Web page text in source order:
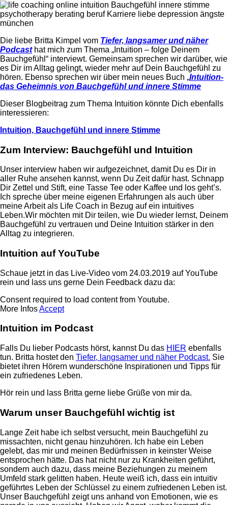
Die liebe Britta Kimpel vom Tiefer, langsamer und näher
Podcasthat mich zum Thema „Intuition – folge Deinem
Bauchgefühl“ interviewt. Gemeinsam sprechen wir darüber, wie
es Dir im Alltag gelingt, wieder mehr auf Dein Bauchgefühl zu
hören. Ebenso sprechen wir über mein neues Buch „Intuition-
das Geheimnis von Bauchgefühl und innere Stimme
Dieser Blogbeitrag zum Thema Intuition könnte Dich ebenfalls
interessieren:
Intuition, Bauchgefühl und innere Stimme
Zum Interview: Bauchgefühl und Intuition
Unser interview haben wir aufgezeichnet, damit Du es Dir in
aller Ruhe ansehen kannst, wenn Du Zeit dafür hast. Schnapp
Dir Zettel und Stift, eine Tasse Tee oder Kaffee und los geht’s.
Ich spreche über meine eigenen Erfahrungen als auch über
meine Arbeit als Life Coach in Bezug auf ein intuitives
Leben.Wir möchten mit Dir teilen, wie Du wieder lernst, Deinem
Bauchgefühl zu vertrauen und Deine Intuition stärker in den
Alltag zu integrieren.
Intuition auf YouTube
Schaue jetzt in das Live-Video vom 24.03.2019 auf YouTube
rein und lass uns gerne Dein Feedback dazu da:
Consent required to load content from Youtube.
More InfosAccept
Intuition im Podcast
Falls Du lieber Podcasts hörst, kannst Du das HIER ebenfalls
tun. Britta hostet den Tiefer, langsamer und näher Podcast. Sie
bietet ihren Hörern wunderschöne Inspirationen und Tipps für
ein zufriedenes Leben.
Hör rein und lass Britta gerne liebe Grüße von mir da.
Warum unser Bauchgefühl wichtig ist
Lange Zeit habe ich selbst versucht, mein Bauchgefühl zu
missachten, nicht genau hinzuhören. Ich habe ein Leben
gelebt, das mir und meinen Bedürfnissen in keinster Weise
entsprochen hätte. Das hat nicht nur zu Krankheiten geführt,
sondern auch dazu, dass meine Beziehungen zu meinem
Umfeld stark gelitten haben. Heute weiß ich, dass ein intuitiv
geführtes Leben der Schlüssel zu einem zufriedenen Leben ist.
Unser Bauchgefühl zeigt uns anhand von Emotionen, wie es